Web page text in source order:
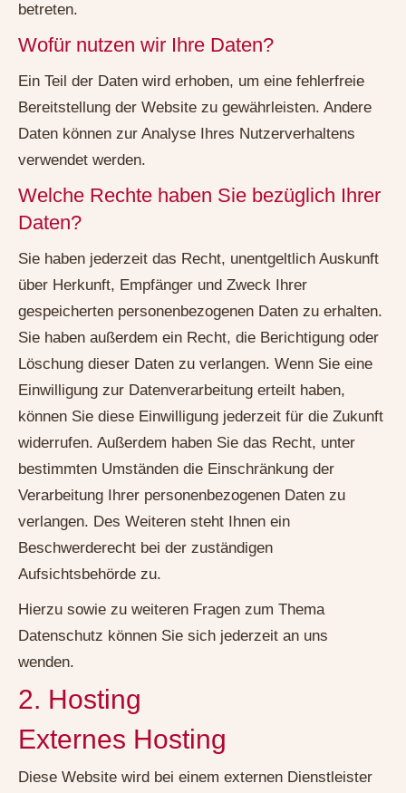
betreten.
Wofür nutzen wir Ihre Daten?
Ein Teil der Daten wird erhoben, um eine fehlerfreie
Bereitstellung der Website zu gewährleisten. Andere
Daten können zur Analyse Ihres Nutzerverhaltens
verwendet werden.
Welche Rechte haben Sie bezüglich Ihrer
Daten?
Sie haben jederzeit das Recht, unentgeltlich Auskunft
über Herkunft, Empfänger und Zweck Ihrer
gespeicherten personenbezogenen Daten zu erhalten.
Sie haben außerdem ein Recht, die Berichtigung oder
Löschung dieser Daten zu verlangen. Wenn Sie eine
Einwilligung zur Datenverarbeitung erteilt haben,
können Sie diese Einwilligung jederzeit für die Zukunft
widerrufen. Außerdem haben Sie das Recht, unter
bestimmten Umständen die Einschränkung der
Verarbeitung Ihrer personenbezogenen Daten zu
verlangen. Des Weiteren steht Ihnen ein
Beschwerderecht bei der zuständigen
Aufsichtsbehörde zu.
Hierzu sowie zu weiteren Fragen zum Thema
Datenschutz können Sie sich jederzeit an uns
wenden.
2. Hosting
Externes Hosting
Diese Website wird bei einem externen Dienstleister